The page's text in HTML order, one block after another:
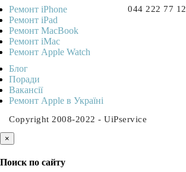
044 222 77 12
Ремонт iPhone
Ремонт iPad
Ремонт MacBook
Ремонт iMac
Ремонт Apple Watch
Блог
Поради
Вакансії
Ремонт Apple в Україні
Copyright 2008-2022 - UiPservice
×
Поиск по сайту